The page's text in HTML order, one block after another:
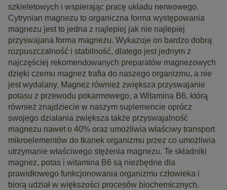
szkieletowych i wspierając pracę układu nerwowego.
Cytrynian magnezu to organiczna forma występowania
magnezu jest to jedna z najlepiej jak nie najlepiej
przyswajana forma magnezu. Wykazuje on bardzo dobrą
rozpuszczalność i stabilność, dlatego jest jednym z
najczęściej rekomendowanych preparatów magnezowych
dzięki czemu magnez trafia do naszego organizmu, a nie
jest wydalany. Magnez również zwiększa przyswajanie
potasu z przewodu pokarmowego, a Witamina B6, którą
również znajdziecie w naszym suplemencie oprócz
swojego działania zwiększa także przyswajalność
magnezu nawet o 40% oraz umożliwia właściwy transport
mikroelementów do tkanek organizmu przez co umożliwia
utrzymanie właściwego stężenia magnezu. Te składniki
magnez, potas i witamina B6 są niezbędne dla
prawidłowego funkcjonowania organizmu człowieka i
biorą udział w większości procesów biochemicznych.